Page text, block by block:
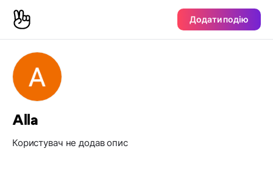
Додати подію
Alla
Користувач не додав опис